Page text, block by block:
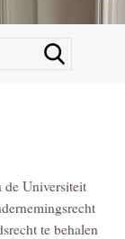
de Universiteit
te behalen